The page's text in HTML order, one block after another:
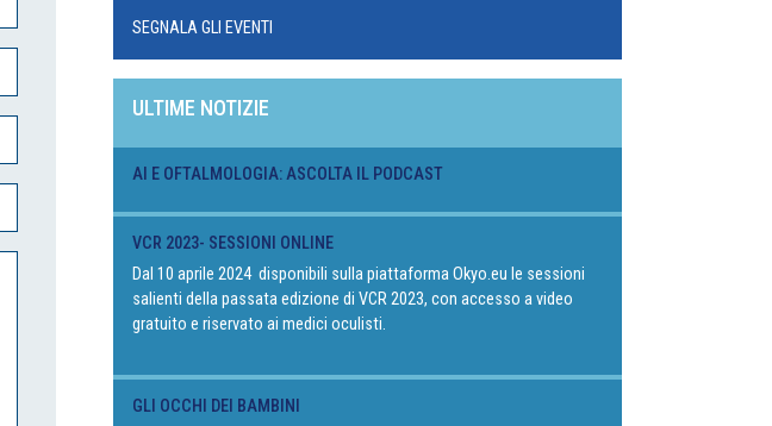
SEGNALA GLI EVENTI
ULTIME NOTIZIE
AI E OFTALMOLOGIA: ASCOLTA IL PODCAST
VCR 2023- SESSIONI ONLINE
Dal 10 aprile 2024 disponibili sulla piattaforma Okyo.eu le sessioni
salienti della passata edizione di VCR 2023, con accesso a video
gratuito e riservato ai medici oculisti.
GLI OCCHI DEI BAMBINI